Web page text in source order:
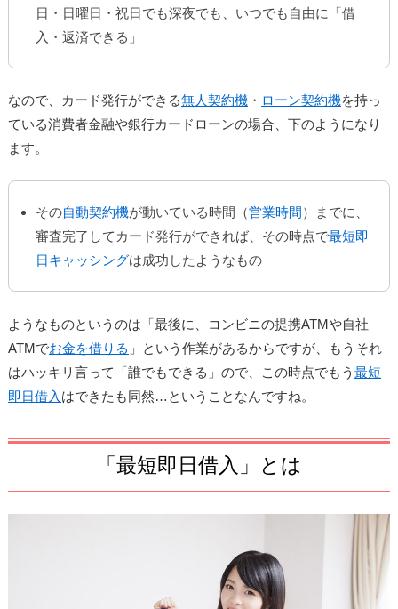
日・日曜日・祝日でも深夜でも、いつでも自由に「借
入・返済できる」
なので、カード発行ができる無人契約機 ・ ローン契約機を持っ
ている消費者金融や銀行カードローンの場合、下のようになり
ます。
その自動契約機が動いている時間（営業時間）までに、
審査完了してカード発行ができれば、その時点で最短即
日キャッシングは成功したようなもの
ようなものというのは「最後に、コンビニの提携ATMや自社
ATMでお金を借りる 」という作業があるからですが、もうそれ
はハッキリ言って「誰でもできる」ので、
この時点でもう最短
即日借入 はできたも同然…ということなんですね。
「最短即日借入」とは